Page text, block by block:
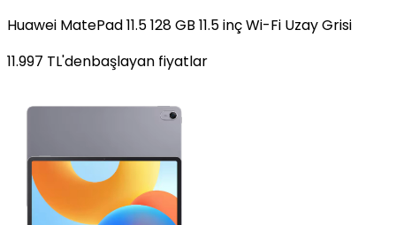
Huawei MatePad 11.5 128 GB 11.5 inç Wi-Fi Uzay Grisi
11.997 TL'denbaşlayan fiyatlar